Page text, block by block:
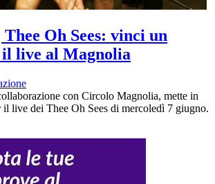
Oh Sees: vinci un
live al Magnolia
con Circolo Magnolia, mette in
live dei Thee Oh Sees di mercoledì 7 giugno.